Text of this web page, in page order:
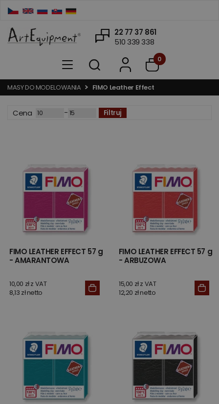
22 77 37 861
510 339 338
0
MASY DO MODELOWANIA FIMO Leather Effect
Cena - Filtruj
FIMO LEATHER EFFECT 57 g
- AMARANTOWA
10,00 zł z VAT
8,13 zł netto
FIMO LEATHER EFFECT 57 g
- ARBUZOWA
15,00 zł z VAT
12,20 zł netto